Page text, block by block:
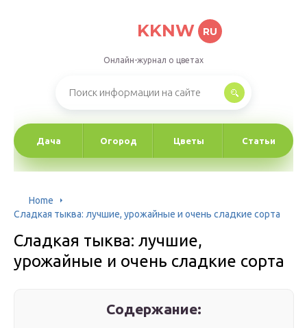
KKNW RU
Онлайн-журнал о цветах
Дача Огород Цветы Статьи
Home
Сладкая тыква: лучшие, урожайные и очень сладкие сорта
Сладкая тыква: лучшие,
урожайные и очень сладкие сорта
Содержание: